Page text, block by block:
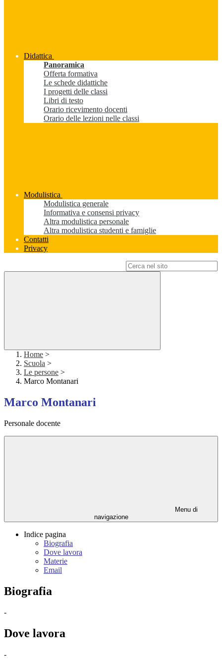
Didattica
Panoramica
Offerta formativa
Le schede didattiche
I progetti delle classi
Libri di testo
Orario ricevimento docenti
Orario delle lezioni nelle classi
Modulistica
Modulistica generale
Informativa e consensi privacy
Altra modulistica personale
Altra modulistica studenti e famiglie
Contatti
Privacy
Home >
Scuola >
Le persone >
Marco Montanari
Marco Montanari
Personale docente
Menu di
navigazione
Indice pagina
Biografia
Dove lavora
Materie
Email
Biografia
-
Dove lavora
-